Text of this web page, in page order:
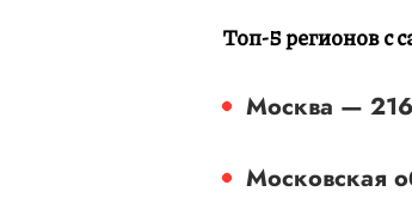
Топ-5 регионов с
Москва —
Московская